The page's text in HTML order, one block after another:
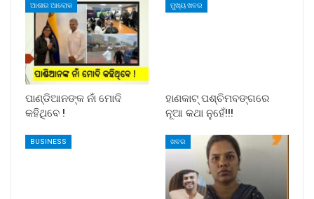
ଆଶାର ଆଲୋକ
ପାଣ୍ଡିଆନଙ୍କ ନାଁ ମୋଦି
କହିଥିବେ !
ମୁଖ୍ୟ ଖବର
ହାଣକାଟ୍‌ ପଶ୍ଚିମବଙ୍ଗରେ
ନୂଆ କଥା ନୁହେଁ!!!
BUSINESS ଖବର